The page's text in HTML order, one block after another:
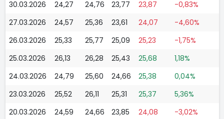
30.03.2026
24,27 24,76 23,77 23,87
-0,83%
27.03.2026
24,57 25,36 23,61 24,07
-4,60%
26.03.2026
25,33 25,77 25,09 25,23
-1,75%
25.03.2026
26,13 26,28 25,43 25,68
1,18%
24.03.2026
24,79 25,60 24,66 25,38
0,04%
23.03.2026
25,52 26,11 25,31 25,37
5,36%
20.03.2026
24,59 24,66 23,85 24,08
-3,02%